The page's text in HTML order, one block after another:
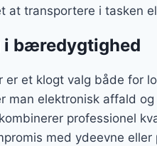
at transportere i tasken
i bæredygtighed
et klogt valg både for
man elektronisk affald
professionel
med ydeevne eller